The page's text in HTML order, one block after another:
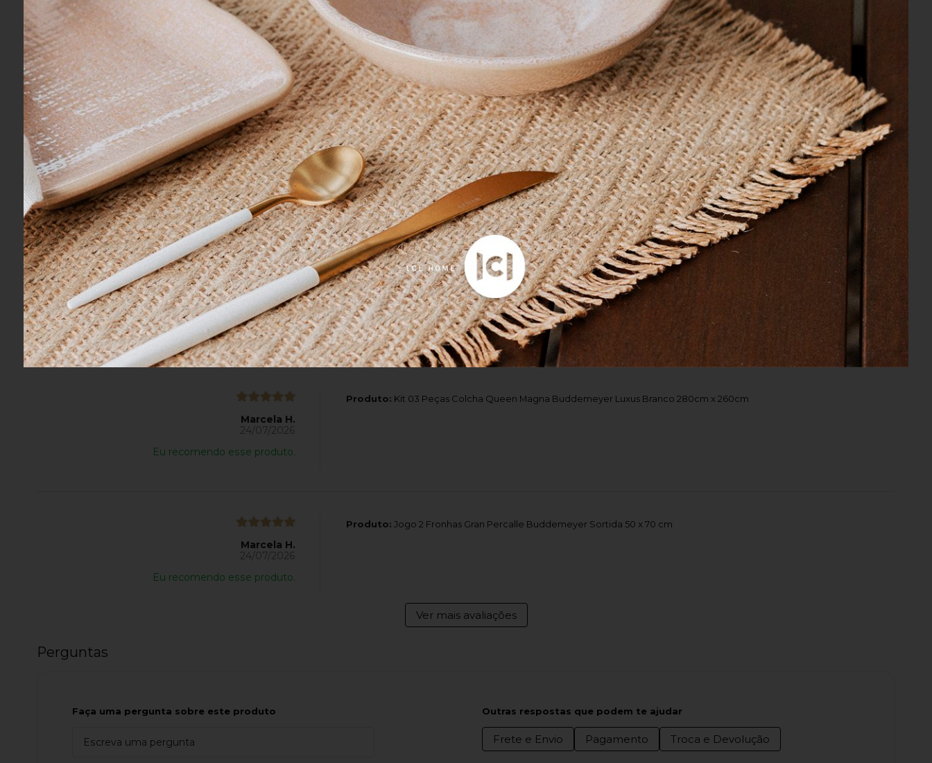
Adriana R.
03/08/2026
Eu recomendo esse produto.
Produto: Pote De Geleia Vermelho Le Creuset
Isabela T.
03/08/2026
Eu recomendo esse produto.
Produto:Conjunto 02 Copos Ribeiro Pavani Pink
Ideissamara A.
27/07/2026
Eu recomendo esse produto.
Amei!!
Leve e macio ao toque
Exatamente como eu queria
Produto:Cobertor Queen Alpi Buddemeyer Luxus Cinza 2,20 x 2,40 m
Marcela H.
24/07/2026
Eu recomendo esse produto.
Produto: Kit 03 Peças Colcha Queen Magna Buddemeyer Luxus Branco 280cm x 260cm
Marcela H.
24/07/2026
Eu recomendo esse produto.
Produto: Jogo 2 Fronhas Gran Percalle Buddemeyer Sortida 50 x 70 cm
Ver mais avaliações
Perguntas
Faça uma pergunta sobre este produto Outras respostas que podem te ajudar
Frete e Envio Pagamento Troca e Devolução